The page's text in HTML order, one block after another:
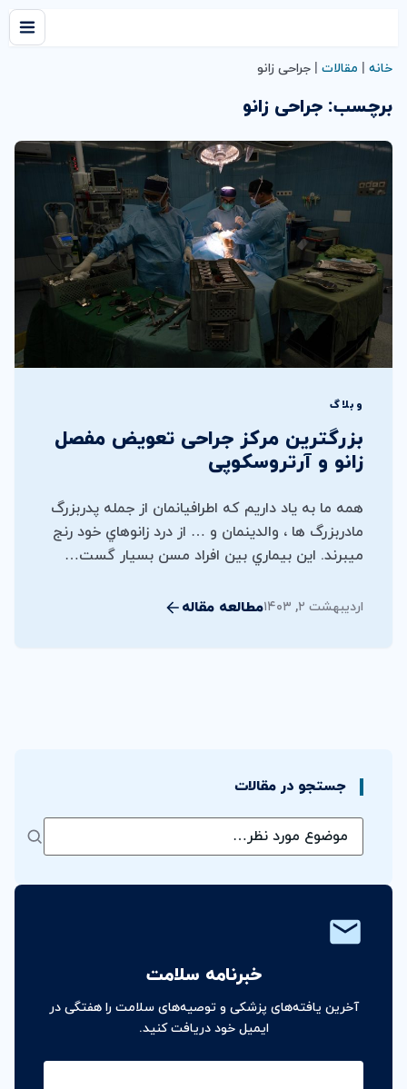
خانه مقالات جراحی زانو
برچسب: جراحی زانو
وبلاگ
بزرگترين مركز جراحی تعويض مفصل
زانو و آرتروسكوپی
همه ما به ياد داريم كه اطرافيانمان از جمله پدربزرگ
مادربزرگ ها ، والدينمان و … از درد زانوهاي خود رنج
ميبرند. اين بيماري بين افراد مسن بسيار گست…
اردیبهشت ۲, ۱۴۰۳ مطالعه مقاله
جستجو در مقالات
خبرنامه سلامت
آخرین یافته‌های پزشکی و توصیه‌های سلامت را هفتگی در
ایمیل خود دریافت کنید.
ایمیل